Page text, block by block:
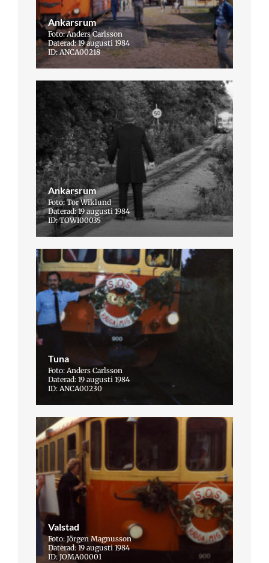
Ankarsrum
Foto: Anders Carlsson
Daterad: 19 augusti 1984
ID: ANCA00218
Ankarsrum
Foto: Tor Wiklund
Daterad: 19 augusti 1984
ID: TOWI00035
Tuna
Foto: Anders Carlsson
Daterad: 19 augusti 1984
ID: ANCA00230
Valstad
Foto: Jörgen Magnusson
Daterad: 19 augusti 1984
ID: JOMA00001